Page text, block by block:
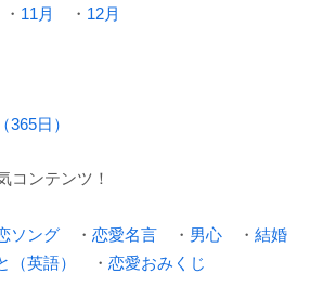
11月 ・ 12月
日）
コンテンツ！
ソング ・ 恋愛名言 ・ 男心 ・ 結婚
（英語） ・ 恋愛おみくじ